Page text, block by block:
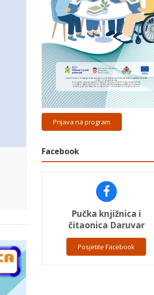
Prijava na program
Facebook
Pučka knjižnica i
čitaonica Daruvar
Posjetite Facebook